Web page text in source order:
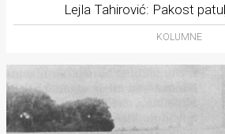
Lejla Tahirović: Pakost
KOLUMNE